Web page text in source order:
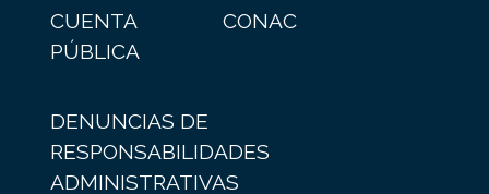
CUENTA
PÚBLICA
CONAC
DENUNCIAS DE
RESPONSABILIDADES
ADMINISTRATIVAS